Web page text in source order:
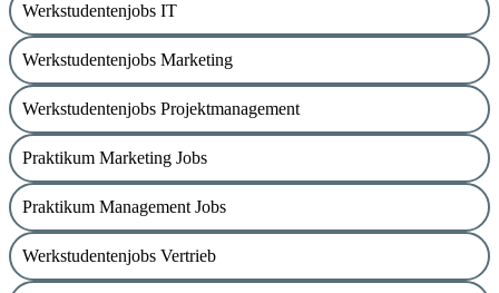
Werkstudentenjobs IT
Werkstudentenjobs Marketing
Werkstudentenjobs Projektmanagement
Praktikum Marketing Jobs
Praktikum Management Jobs
Werkstudentenjobs Vertrieb